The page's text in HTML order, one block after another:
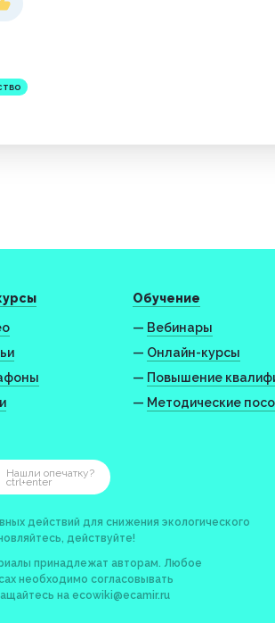
Обучение
— Вебинары
— Онлайн-курсы
— Повышение
— Методические
Нашли опечатку?
ctrl+enter
действий для снижения экологического
действуйте!
принадлежат авторам. Любое
необходимо согласовывать
на ecowiki@ecamir.ru